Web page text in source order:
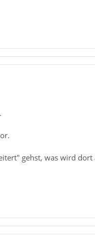
gehst, was wird dort